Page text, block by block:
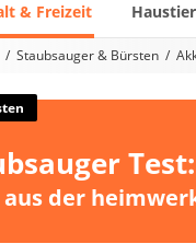
& Freizeit
Staubsauger & Bürsten
Test:
aus der